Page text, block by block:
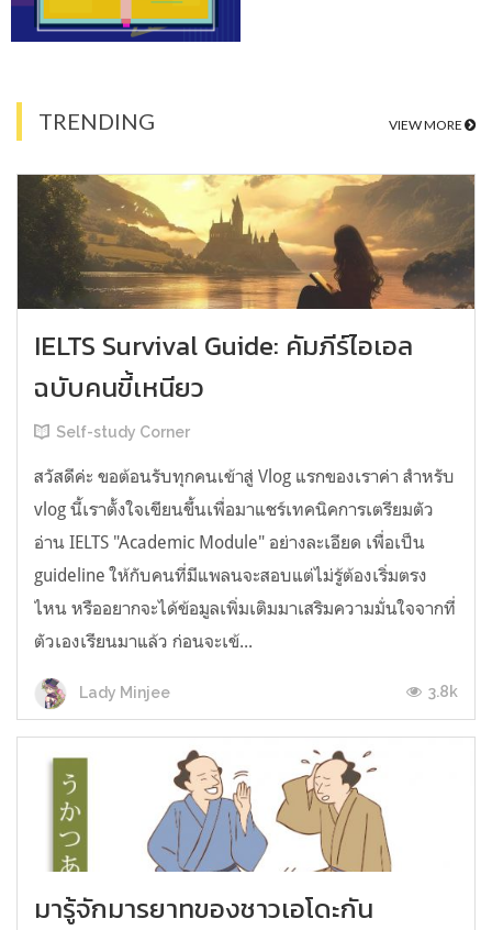
TRENDING VIEW MORE
IELTS Survival Guide: คัมภีร์ไอเอล
ฉบับคนขี้เหนียว
Self-study Corner
สวัสดีค่ะ ขอต้อนรับทุกคนเข้าสู่ Vlog แรกของเราค่า สำหรับ
vlog นี้เราตั้งใจเขียนขึ้นเพื่อมาแชร์เทคนิคการเตรียมตัว
อ่าน IELTS "Academic Module" อย่างละเอียด เพื่อเป็น
guideline ให้กับคนที่มีแพลนจะสอบแต่ไม่รู้ต้องเริ่มตรง
ไหน หรืออยากจะได้ข้อมูลเพิ่มเติมมาเสริมความมั่นใจจากที่
ตัวเองเรียนมาแล้ว ก่อนจะเข้...
Lady Minjee 3.8k
มารู้จักมารยาทของชาวเอโดะกัน